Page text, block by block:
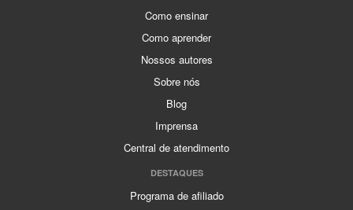
Como ensinar
Como aprender
Nossos autores
Sobre nós
Blog
Imprensa
Central de atendimento
DESTAQUES
Programa de afiliado